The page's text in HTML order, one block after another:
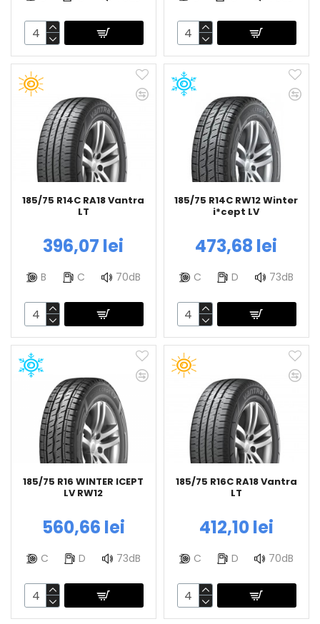
185/75 R14C RA18 Vantra
LT
396,07 lei
B C 70dB
185/75 R14C RW12 Winter
i*cept LV
473,68 lei
C D 73dB
185/75 R16 WINTER ICEPT
LV RW12
560,66 lei
C D 73dB
185/75 R16C RA18 Vantra
LT
412,10 lei
C D 70dB